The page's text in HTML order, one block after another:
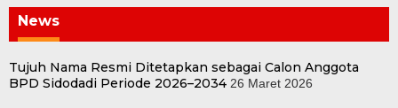
News
Tujuh Nama Resmi Ditetapkan sebagai Calon Anggota
BPD Sidodadi Periode 2026–2034 26 Maret 2026